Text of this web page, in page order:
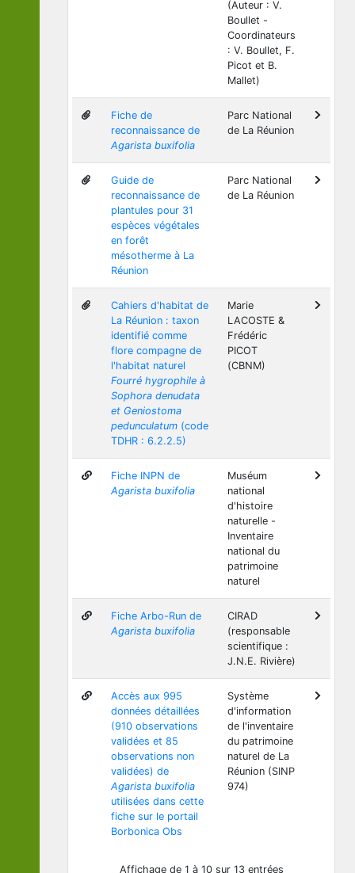
(Auteur : V.
Boullet -
Coordinateurs
: V. Boullet, F.
Picot et B.
Mallet)
Fiche de
reconnaissance de
Agarista buxifolia
Parc National
de La Réunion
Guide de
reconnaissance de
plantules pour 31
espèces végétales
en forêt
mésotherme à La
Réunion
Parc National
de La Réunion
Cahiers d'habitat de
La Réunion : taxon
identifié comme
flore compagne de
l'habitat naturel
Fourré hygrophile à
Sophora denudata
et Geniostoma
pedunculatum (code
TDHR : 6.2.2.5)
Marie
LACOSTE &
Frédéric
PICOT
(CBNM)
Fiche INPN de
Agarista buxifolia
Muséum
national
d'histoire
naturelle -
Inventaire
national du
patrimoine
naturel
Fiche Arbo-Run de
Agarista buxifolia
CIRAD
(responsable
scientifique :
J.N.E. Rivière)
Accès aux 995
données détaillées
(910 observations
validées et 85
observations non
validées) de
Agarista buxifolia
utilisées dans cette
fiche sur le portail
Borbonica Obs
Système
d'information
de l'inventaire
du patrimoine
naturel de La
Réunion (SINP
974)
Affichage de 1 à 10 sur 13 entrées